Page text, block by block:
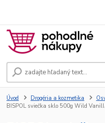
Úvod Drogéria a kozmetika
BISPOL sviečka sklo 500g Wild